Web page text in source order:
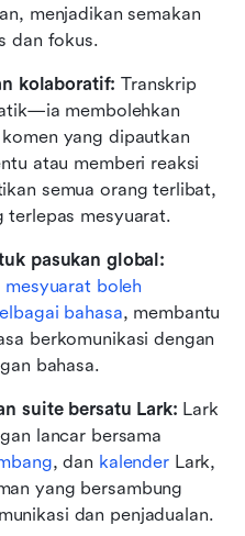
menjadikan semakan
dan fokus.
kolaboratif: Transkrip
membolehkan
yang dipautkan
atau memberi reaksi
semua orang terlibat,
terlepas mesyuarat.
pasukan global:
mesyuarat boleh
bahasa, membantu
berkomunikasi dengan
bahasa.
suite bersatu Lark: Lark
, dan kalender Lark,
yang bersambung
dan penjadualan.